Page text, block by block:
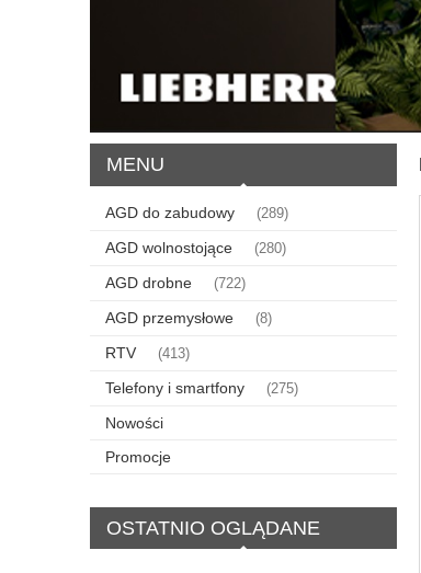
MENU
AGD do zabudowy (289)
AGD wolnostojące (280)
AGD drobne (722)
AGD przemysłowe (8)
RTV (413)
Telefony i smartfony (275)
Nowości
Promocje
OSTATNIO OGLĄDANE